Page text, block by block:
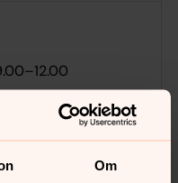
Om
–12.00
info ring Ann-